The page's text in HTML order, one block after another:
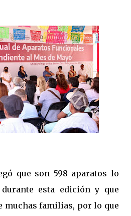
que son 598 aparatos lo
esta edición y que
muchas familias, por lo que